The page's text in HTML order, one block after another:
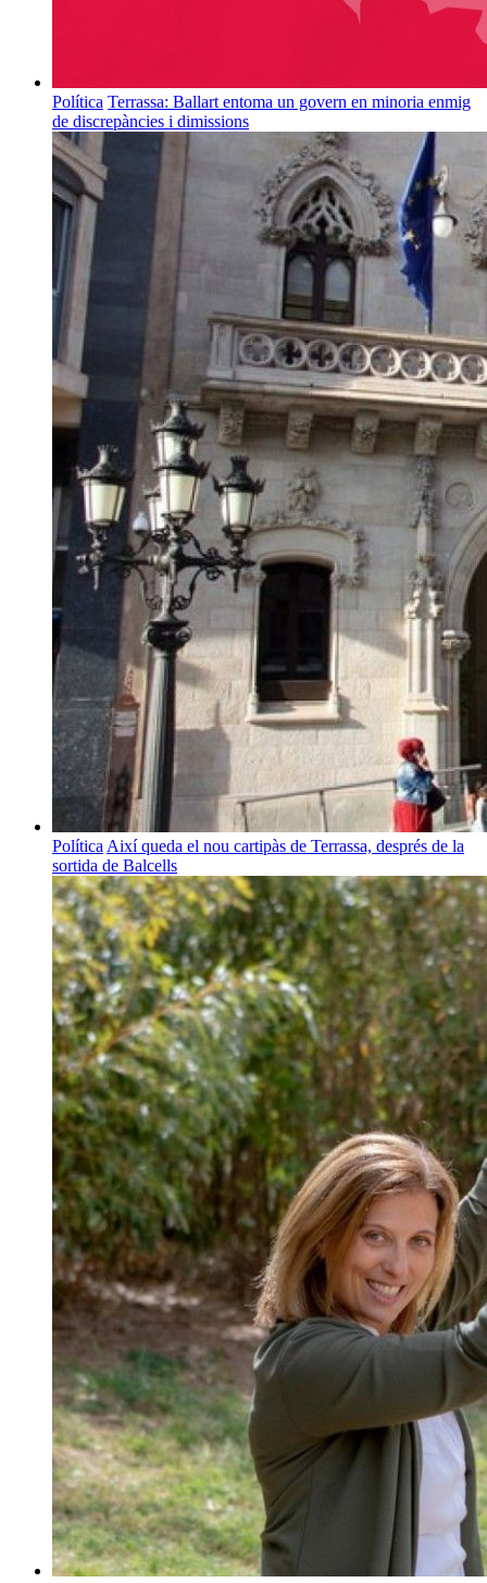
Política Terrassa: Ballart entoma un govern en minoria enmig
de discrepàncies i dimissions
Política Així queda el nou cartipàs de Terrassa, després de la
sortida de Balcells